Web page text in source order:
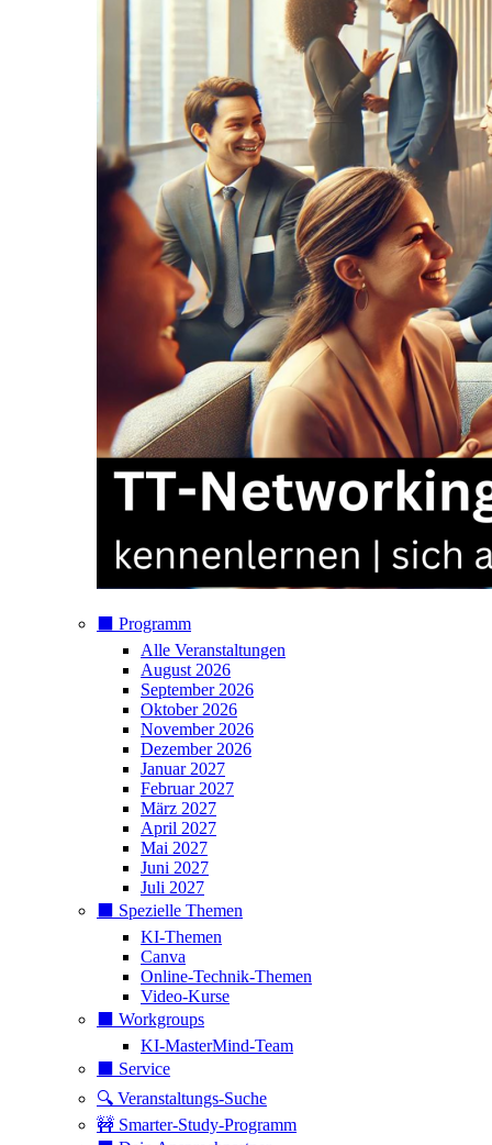
⬛️ Programm
Alle Veranstaltungen
August 2026
September 2026
Oktober 2026
November 2026
Dezember 2026
Januar 2027
Februar 2027
März 2027
April 2027
Mai 2027
Juni 2027
Juli 2027
⬛️ Spezielle Themen
KI-Themen
Canva
Online-Technik-Themen
Video-Kurse
⬛️ Workgroups
KI-MasterMind-Team
⬛️ Service
🔍 Veranstaltungs-Suche
🚧 Smarter-Study-Programm